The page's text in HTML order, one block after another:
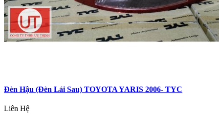
Đèn Hậu (Đèn Lái Sau) TOYOTA YARIS 2006- TYC
Liên Hệ